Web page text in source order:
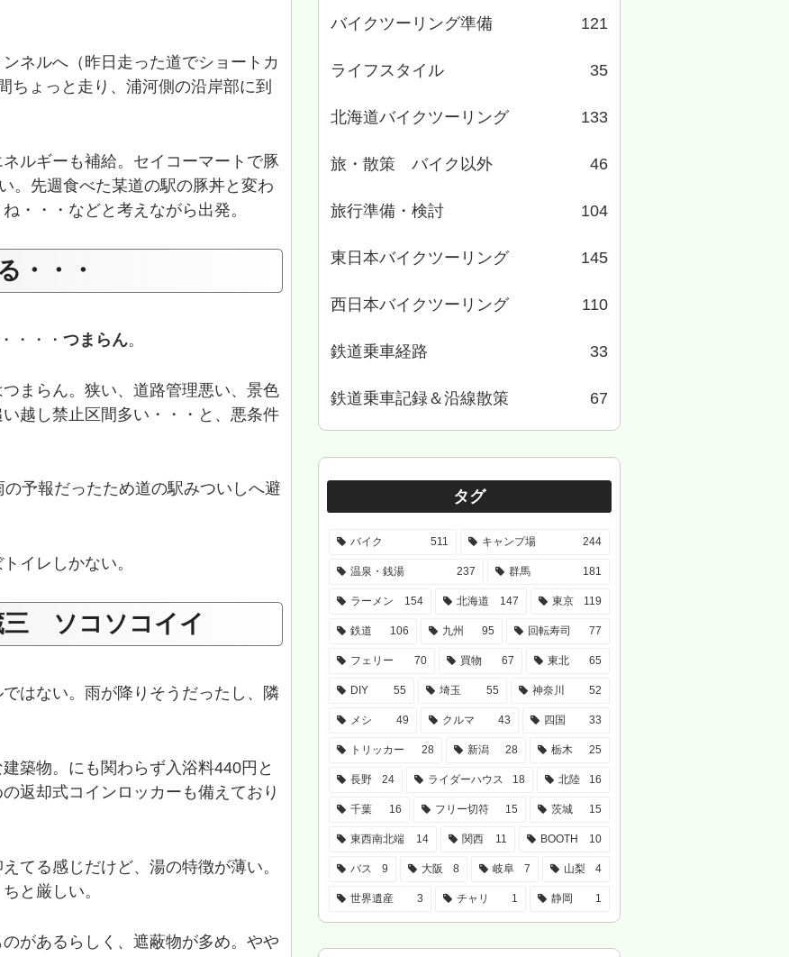
ネルへ（昨日走った道でショートカ
ちょっと走り、浦河側の沿岸部に到
ルギーも補給。セイコーマートで豚
。先週食べた某道の駅の豚丼と変わ
・・・などと考えながら出発。
・・・
・・・ つまらん。
まらん。狭い、道路管理悪い、景色
越し禁止区間多い・・・と、悪条件
予報だったため道の駅みついしへ避
イレしかない。
三 ソコソコイイ
はない。雨が降りそうだったし、隣
築物。にも関わらず入浴料440円と
返却式コインロッカーも備えており
てる感じだけど、湯の特徴が薄い。
と厳しい。
があるらしく、遮蔽物が多め。やや
バイクツーリング準備 121
ライフスタイル 35
北海道バイクツーリング 133
旅・散策 バイク以外 46
旅行準備・検討 104
東日本バイクツーリング 145
西日本バイクツーリング 110
鉄道乗車経路 33
鉄道乗車記録＆沿線散策 67
タグ
バイク 511 キャンプ場 244
温泉・銭湯 237 群馬 181
ラーメン 154 北海道 147 東京 119
鉄道 106 九州 95 回転寿司 77
フェリー 70 買物 67 東北 65
DIY 55 埼玉 55 神奈川 52
メシ 49 クルマ 43 四国 33
トリッカー 28 新潟 28 栃木 25
長野 24 ライダーハウス 18 北陸 16
千葉 16 フリー切符 15 茨城 15
東西南北端 14 関西 11 BOOTH 10
バス 9 大阪 8 岐阜 7 山梨 4
世界遺産 3 チャリ 1 静岡 1